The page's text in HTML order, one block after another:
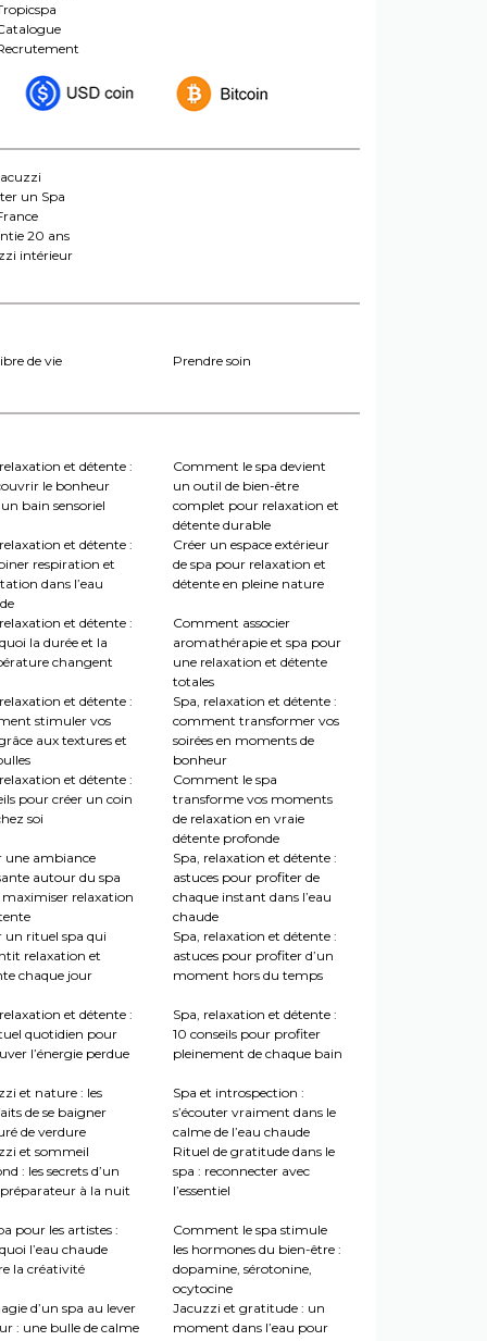
un Spa
20 ans
intérieur
de vie
Prendre soin
et détente :
le bonheur
bain sensoriel
Comment le spa devient
un outil de bien-être
complet pour relaxation et
détente durable
et détente :
respiration et
dans l’eau
Créer un espace extérieur
de spa pour relaxation et
détente en pleine nature
et détente :
la durée et la
changent
Comment associer
aromathérapie et spa pour
une relaxation et détente
totales
et détente :
stimuler vos
aux textures et
Spa, relaxation et détente :
comment transformer vos
soirées en moments de
bonheur
et détente :
pour créer un coin
soi
Comment le spa
transforme vos moments
de relaxation en vraie
détente profonde
une ambiance
autour du spa
relaxation
Spa, relaxation et détente :
astuces pour profiter de
chaque instant dans l’eau
chaude
un rituel spa qui
relaxation et
chaque jour
Spa, relaxation et détente :
astuces pour profiter d’un
moment hors du temps
et détente :
quotidien pour
l’énergie perdue
Spa, relaxation et détente :
10 conseils pour profiter
pleinement de chaque bain
et nature : les
de se baigner
de verdure
Spa et introspection :
s’écouter vraiment dans le
calme de l’eau chaude
et sommeil
: les secrets d’un
à la nuit
Rituel de gratitude dans le
spa : reconnecter avec
l’essentiel
pour les artistes :
l’eau chaude
la créativité
Comment le spa stimule
les hormones du bien-être :
dopamine, sérotonine,
ocytocine
d’un spa au lever
: une bulle de calme
Jacuzzi et gratitude : un
moment dans l’eau pour